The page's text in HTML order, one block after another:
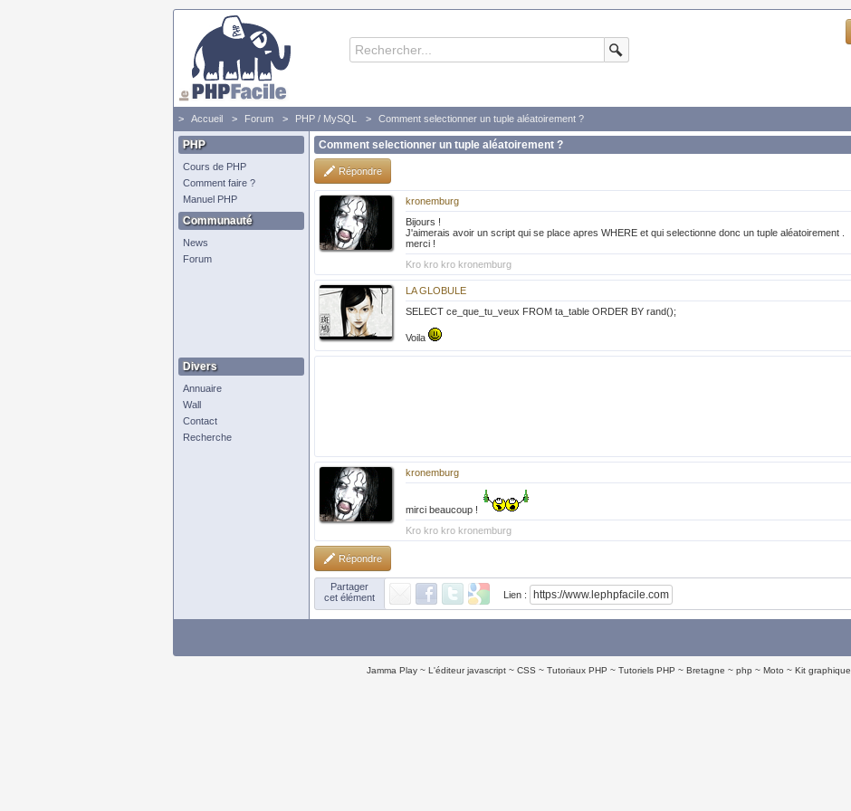
Accueil Forum PHP / MySQL Comment selectionner un tuple aléatoirement ?
PHP
Cours de PHP
Comment faire ?
Manuel PHP
Communauté
News
Forum
Divers
Annuaire
Wall
Contact
Recherche
Comment selectionner un tuple aléatoirement ?
Répondre
kronemburg
Bijours !
J'aimerais avoir un script qui se place apres WHERE et qui selectionne donc un tuple aléatoirement .
merci !
Kro kro kro kronemburg
LA GLOBULE
SELECT ce_que_tu_veux FROM ta_table ORDER BY rand();
Voila
kronemburg
mirci beaucoup !
Kro kro kro kronemburg
Répondre
Partager
cet élément
Lien :
Jamma Play L'éditeur javascript CSS Tutoriaux PHP Tutoriels PHP Bretagne php Moto Kit graphique